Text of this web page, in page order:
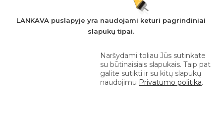
+370 610 42 222
LANKAVA puslapyje yra naudojami keturi pagrindiniai
slapukų tipai.
Naršydami toliau Jūs sutinkate
su būtinaisiais slapukais. Taip pat
galite sutikti ir su kitų slapukų
naudojimu Privatumo politika.